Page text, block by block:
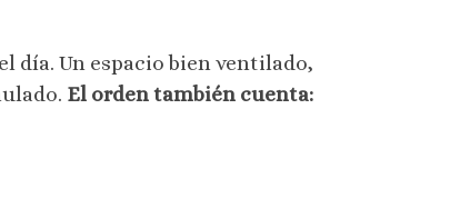
día. Un espacio bien ventilado,
El orden también cuenta: